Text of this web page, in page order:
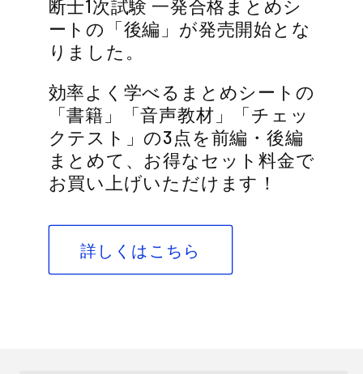
断士1次試験 一発合格まとめシ
ートの「後編」が発売開始とな
りました。
効率よく学べるまとめシートの
「書籍」「音声教材」「チェッ
クテスト」の3点を前編・後編
まとめて、お得なセット料金で
お買い上げいただけます！
詳しくはこちら